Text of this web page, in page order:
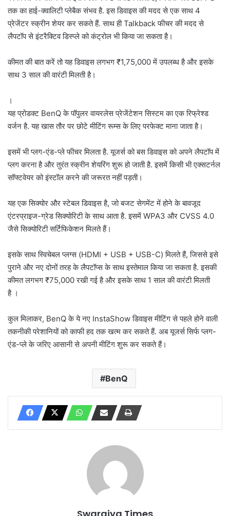
तक का हाई-क्वालिटी प्लेबैक संभव है. इस डिवाइस की मदद से एक साथ 4
प्रेजेंटर स्क्रीन शेयर कर सकते हैं. साथ ही Talkback फीचर की मदद से
लैपटॉप से इंटरैक्टिव डिस्प्ले को कंट्रोल भी किया जा सकता है।
कीमत की बात करें तो यह डिवाइस लगभग ₹1,75,000 में उपलब्ध है और इसके
साथ 3 साल की वारंटी मिलती है।
।
यह प्रोडक्ट BenQ के पॉपुलर वायरलेस प्रेजेंटेशन सिस्टम का एक रिफ्रेश्ड
वर्जन है. यह खास तौर पर छोटे मीटिंग रूम्स के लिए परफेक्ट माना जाता है।
इसमें भी प्लग-एंड-प्ले फीचर मिलता है. यूजर्स को बस डिवाइस को अपने लैपटॉप में
प्लग करना है और तुरंत स्क्रीन शेयरिंग शुरू हो जाती है. इसमें किसी भी एक्सटर्नल
सॉफ्टवेयर को इंस्टॉल करने की जरूरत नहीं पड़ती।
यह एक सिक्योर और स्टेबल डिवाइस है, जो बजट सेगमेंट में होने के बावजूद
एंटरप्राइज-ग्रेड सिक्योरिटी के साथ आता है. इसमें WPA3 और CVSS 4.0
जैसे सिक्योरिटी सर्टिफिकेशन मिलते हैं।
इसके साथ स्विचेबल प्लग्स (HDMI + USB + USB-C) मिलते हैं, जिससे इसे
पुराने और नए दोनों तरह के लैपटॉप्स के साथ इस्तेमाल किया जा सकता है. इसकी
कीमत लगभग ₹75,000 रखी गई है और इसके साथ 1 साल की वारंटी मिलती
है ।
कुल मिलाकर, BenQ के ये नए InstaShow डिवाइस मीटिंग से पहले होने वाली
तकनीकी परेशानियों को काफी हद तक खत्म कर सकते हैं. अब यूजर्स सिर्फ प्लग-
एंड-प्ले के जरिए आसानी से अपनी मीटिंग शुरू कर सकते हैं।
BenQ